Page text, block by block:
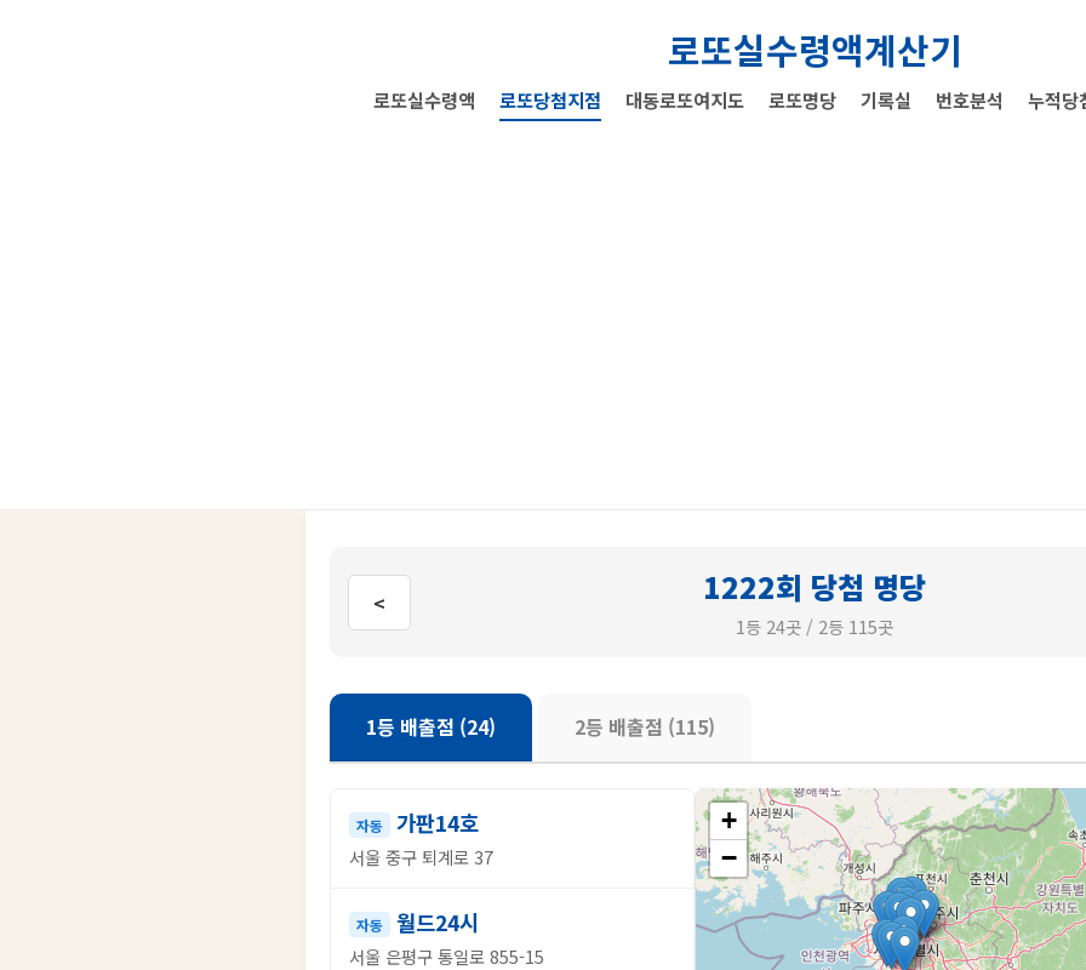
로또실수령액계산기
로또실수령액 로또당첨지점 대동로또여지도 로또명당 기록실 번호분석 누적당
< 1222회 당첨 명당
1등 24곳 / 2등 115곳
1등 배출점 (24) 2등 배출점 (115)
자동 가판14호
서울 중구 퇴계로 37
자동 월드24시
서울 은평구 통일로 855-15
+
−